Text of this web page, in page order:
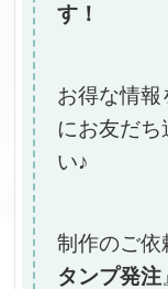
す！
お得な情
にお友だち
い♪
制作のご依
タンプ発注